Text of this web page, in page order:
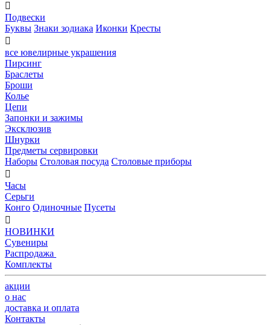

Подвески
Буквы Знаки зодиака Иконки Кресты

все ювелирные украшения
Пирсинг
Браслеты
Броши
Колье
Цепи
Запонки и зажимы
Эксклюзив
Шнурки
Предметы сервировки
Наборы Столовая посуда Столовые приборы

Часы
Серьги
Конго Одиночные Пусеты

НОВИНКИ
Сувениры
Распродажа
Комплекты
акции
о нас
доставка и оплата
Контакты